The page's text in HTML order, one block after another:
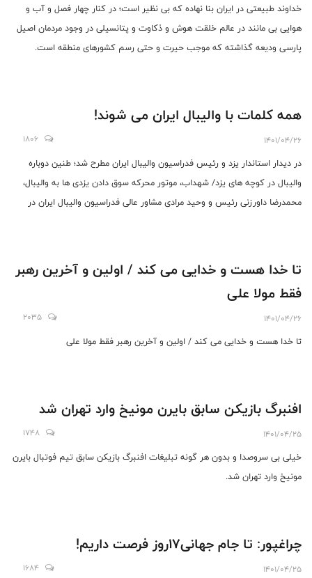
خداوند طبیعتی در ایران بنا نهاده که بی نظیر است؛ در کنار چهار فصل و آب و
هوایی بی مانند در عالم خلقت هوش و ذکاوت و پتانسیلی در وجود مردمان اصیل
پارسی ودیعه گذاشته که موجب حیرت و حتی رسم کشورهای منطقه است.
همه کلمات با والیبال ایران می شوند!
1401/04/26
1806
در دیدار استاندار یزد و رئیس فدراسیون والیبال ایران مطرح شد؛ طنین دوباره
والیبال در کوچه های یزد/ شهداب، موتور محرکه سوق دادن یزدی ها به والیبال،
محمدرضا داورزنی رئیس و وحید مرادی مشاور عالی فدراسیون والیبال ایران در
محمدرضا جواهری رئیس هیات والیبال استان با حضور در استانداری، با مهران
فاطمی استاندار یزد دیدار و گفت و‌گو کردند.
تا خدا هست و خدایی می کند / اولین و آخرین رهبر
فقط مولا علی
1401/04/26
2035
تا خدا هست و خدایی می کند / اولین و آخرین رهبر فقط مولا علی
افنبرگ بازیکن سابق بایرن مونیخ وارد تهران شد
1401/04/25
1748
خیلی بی سروصدا و بدون هر گونه تبلیغات افنبرگ بازیکن سابق تیم فوتبال بایرن
مونیخ وارد تهران شد.
چراغپور: تا جام جهانی۱۷روز فرصت داریم!
1401/04/25
1684